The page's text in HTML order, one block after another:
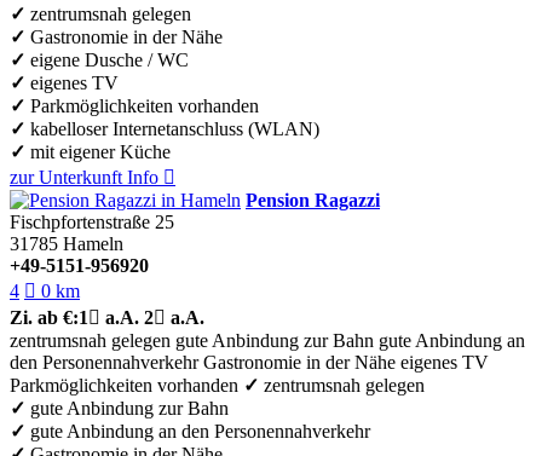
✓ zentrumsnah gelegen
✓ Gastronomie in der Nähe
✓ eigene Dusche / WC
✓ eigenes TV
✓ Parkmöglichkeiten vorhanden
✓ kabelloser Internetanschluss (WLAN)
✓ mit eigener Küche
zur Unterkunft Info 
Pension Ragazzi
Fischpfortenstraße 25
31785 Hameln
+49-5151-956920
4  0 km
Zi. ab €:1  a.A. 2 a.A.
zentrumsnah gelegen gute Anbindung zur Bahn gute Anbindung an
den Personennahverkehr Gastronomie in der Nähe eigenes TV
Parkmöglichkeiten vorhanden ✓ zentrumsnah gelegen
✓ gute Anbindung zur Bahn
✓ gute Anbindung an den Personennahverkehr